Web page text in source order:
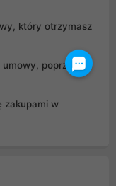
który otrzymasz
poprzez
zakupami w